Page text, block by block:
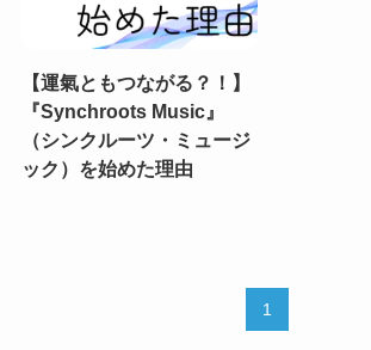
【運氣ともつながる？！】
『Synchroots Music』
（シンクルーツ・ミュージ
ック）を始めた理由
1